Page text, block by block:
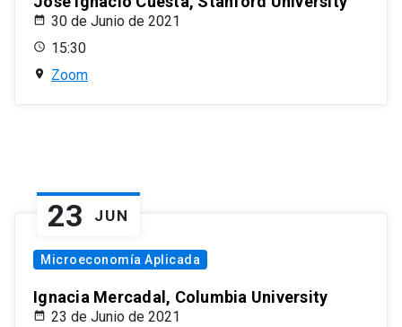
30 de Junio de 2021
15:30
Zoom
23 JUN
Microeconomía Aplicada
Ignacia Mercadal, Columbia University
23 de Junio de 2021